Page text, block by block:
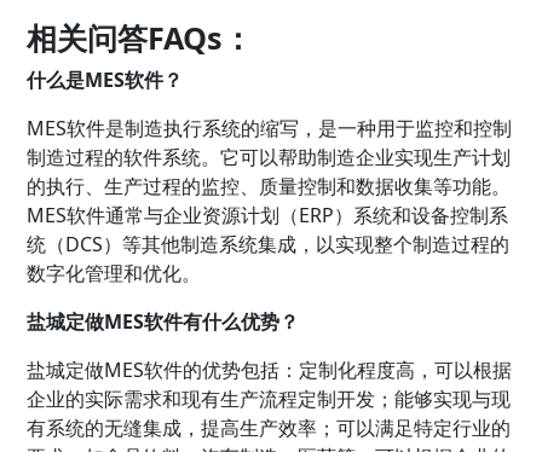
相关问答FAQs：
什么是MES软件？
MES软件是制造执行系统的缩写，是一种用于监控和控制
制造过程的软件系统。它可以帮助制造企业实现生产计划
的执行、生产过程的监控、质量控制和数据收集等功能。
MES软件通常与企业资源计划（ERP）系统和设备控制系
统（DCS）等其他制造系统集成，以实现整个制造过程的
数字化管理和优化。
盐城定做MES软件有什么优势？
盐城定做MES软件的优势包括：定制化程度高，可以根据
企业的实际需求和现有生产流程定制开发；能够实现与现
有系统的无缝集成，提高生产效率；可以满足特定行业的